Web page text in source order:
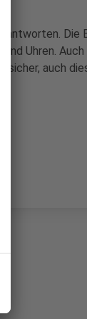
Die
Uhren. Auch
auch